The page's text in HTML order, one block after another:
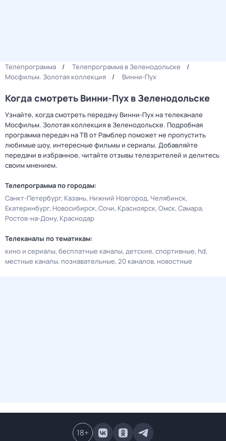
Телепрограмма
Телепрограмма в Зеленодольске
Мосфильм. Золотая коллекция
Винни-Пух
Когда смотреть Винни-Пух в Зеленодольске
Узнайте, когда смотреть передачу Винни-Пух на телеканале
Мосфильм. Золотая коллекция в Зеленодольске. Подробная
программа передач на ТВ от Рамблер поможет не пропустить
любимые шоу, интересные фильмы и сериалы. Добавляйте
передачи в избранное, читайте отзывы телезрителей и делитесь
своим мнением.
Телепрограмма по городам:
Санкт-Петербург Казань Нижний Новгород Челябинск
Екатеринбург Новосибирск Сочи Красноярск Омск Самара
Ростов-на-Дону Краснодар
Телеканалы по тематикам:
кино и сериалы бесплатные каналы детские спортивные hd
местные каналы познавательные 20 каналов новостные
18+